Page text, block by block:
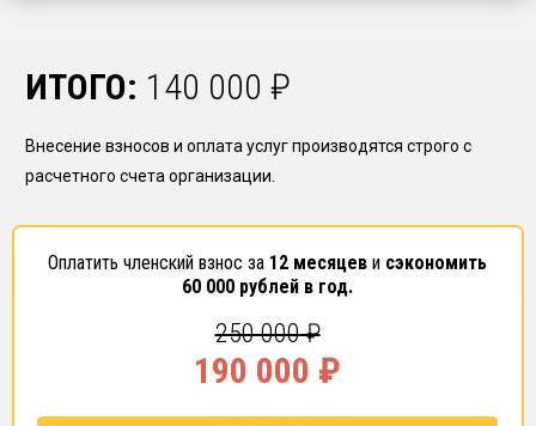
ИТОГО: 140 000 ₽
Внесение взносов и оплата услуг производятся строго с
расчетного счета организации.
Оплатить членский взнос за 12 месяцев и сэкономить
60 000 рублей в год.
250 000₽
190 000 ₽